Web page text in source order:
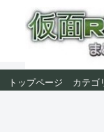
トップページ カテゴ